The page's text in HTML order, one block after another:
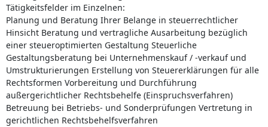
Tätigkeitsfelder im Einzelnen:
Planung und Beratung Ihrer Belange in steuerrechtlicher
Hinsicht Beratung und vertragliche Ausarbeitung bezüglich
einer steueroptimierten Gestaltung Steuerliche
Gestaltungsberatung bei Unternehmenskauf / -verkauf und
Umstrukturierungen Erstellung von Steuererklärungen für alle
Rechtsformen Vorbereitung und Durchführung
außergerichtlicher Rechtsbehelfe (Einspruchsverfahren)
Betreuung bei Betriebs- und Sonderprüfungen Vertretung in
gerichtlichen Rechtsbehelfsverfahren